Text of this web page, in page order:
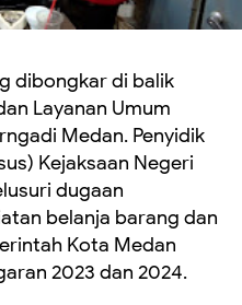
dibongkar di balik
Layanan Umum
Medan. Penyidik
Kejaksaan Negeri
dugaan
belanja barang dan
Kota Medan
2023 dan 2024.